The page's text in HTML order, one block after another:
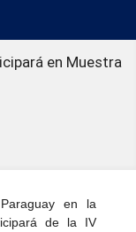
en Muestra
en la
de la IV